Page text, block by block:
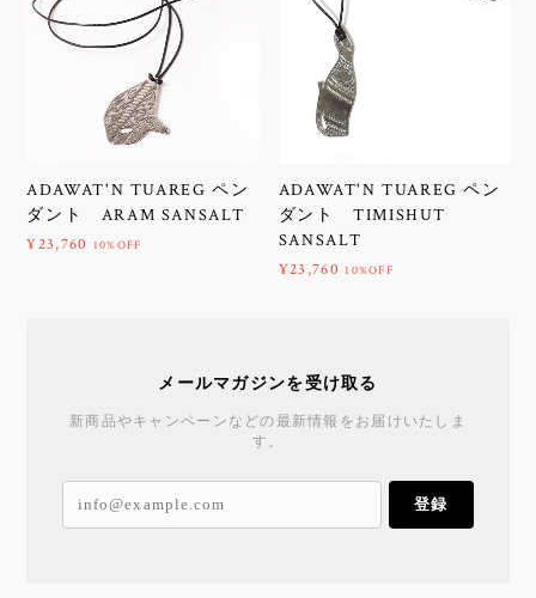
ADAWAT'N TUAREG ペン
ダント ARAM SANSALT
¥23,760 10%OFF
ADAWAT'N TUAREG ペン
ダント TIMISHUT
SANSALT
¥23,760 10%OFF
メールマガジンを受け取る
新商品やキャンペーンなどの最新情報をお届けいたしま
す。
登録